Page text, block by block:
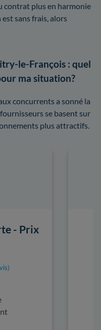
contrat plus en harmonie
sans frais, alors
le-François : quel
ma situation?
concurrents a sonné la
se basent sur
plus attractifs.
- Prix